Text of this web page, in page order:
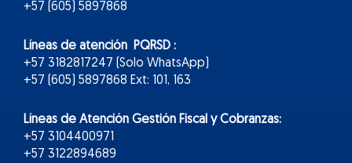
+57 (605) 5897868
Líneas de atención PQRSD :
+57 3182817247 (Solo WhatsApp)
+57 (605) 5897868 Ext: 101, 163
Líneas de Atención Gestión Fiscal y Cobranzas:
+57 3104400971
+57 3122894689